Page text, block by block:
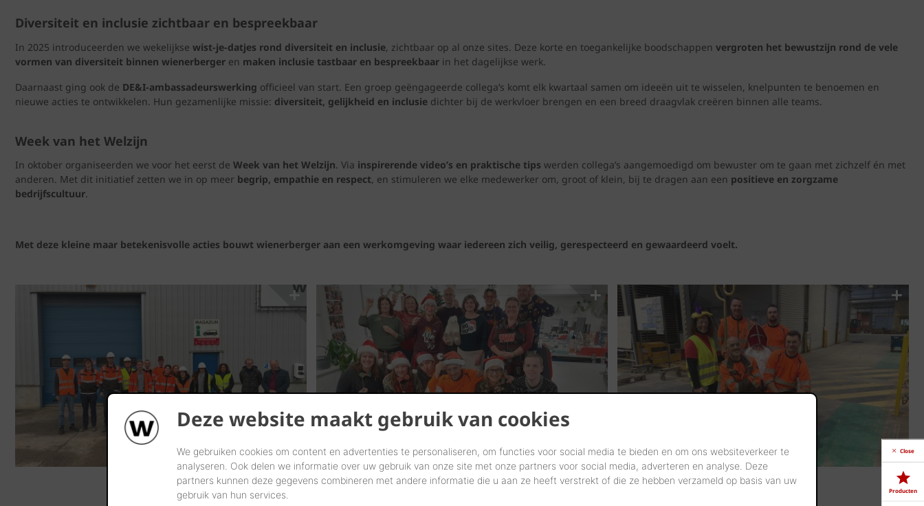
Deze website maakt gebruik van cookies
We gebruiken cookies om content en advertenties te personaliseren, om functies voor social media te bieden en om ons websiteverkeer te
analyseren. Ook delen we informatie over uw gebruik van onze site met onze partners voor social media, adverteren en analyse. Deze
partners kunnen deze gegevens combineren met andere informatie die u aan ze heeft verstrekt of die ze hebben verzameld op basis van uw
gebruik van hun services.
Diversiteit en inclusie zichtbaar en bespreekbaar
In 2025 introduceerden we wekelijkse wist‑je‑datjes rond diversiteit en inclusie, zichtbaar op al onze sites. Deze korte en toegankelijke boodschappen vergroten het bewustzijn rond de vele
vormen van diversiteit binnen wienerberger en maken inclusie tastbaar en bespreekbaar in het dagelijkse werk.
Daarnaast ging ook de DE&I‑ambassadeurswerking officieel van start. Een groep geëngageerde collega’s komt elk kwartaal samen om ideeën uit te wisselen, knelpunten te benoemen en
nieuwe acties te ontwikkelen. Hun gezamenlijke missie: diversiteit, gelijkheid en inclusie dichter bij de werkvloer brengen en een breed draagvlak creëren binnen alle teams.
Week van het Welzijn
In oktober organiseerden we voor het eerst de Week van het Welzijn. Via inspirerende video’s en praktische tips werden collega’s aangemoedigd om bewuster om te gaan met zichzelf én met
anderen. Met dit initiatief zetten we in op meer begrip, empathie en respect, en stimuleren we elke medewerker om, groot of klein, bij te dragen aan een positieve en zorgzame
bedrijfscultuur.
Met deze kleine maar betekenisvolle acties bouwt wienerberger aan een werkomgeving waar iedereen zich veilig, gerespecteerd en gewaardeerd voelt.
...Meer laden
Close
Producten